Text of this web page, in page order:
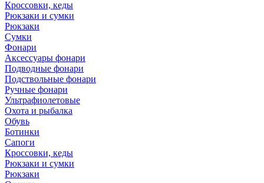
Кроссовки, кеды
Рюкзаки и сумки
Рюкзаки
Сумки
Фонари
Аксессуары фонари
Подводные фонари
Подствольные фонари
Ручные фонари
Ультрафиолетовые
Охота и рыбалка
Обувь
Ботинки
Сапоги
Кроссовки, кеды
Рюкзаки и сумки
Рюкзаки